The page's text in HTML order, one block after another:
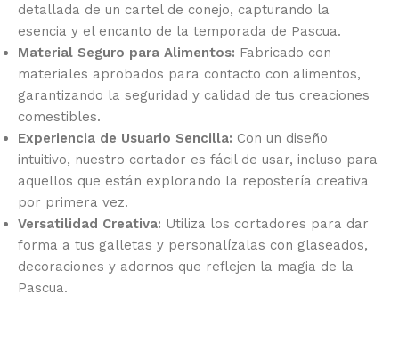
detallada de un cartel de conejo, capturando la
esencia y el encanto de la temporada de Pascua.
Material Seguro para Alimentos: Fabricado con
materiales aprobados para contacto con alimentos,
garantizando la seguridad y calidad de tus creaciones
comestibles.
Experiencia de Usuario Sencilla: Con un diseño
intuitivo, nuestro cortador es fácil de usar, incluso para
aquellos que están explorando la repostería creativa
por primera vez.
Versatilidad Creativa: Utiliza los cortadores para dar
forma a tus galletas y personalízalas con glaseados,
decoraciones y adornos que reflejen la magia de la
Pascua.